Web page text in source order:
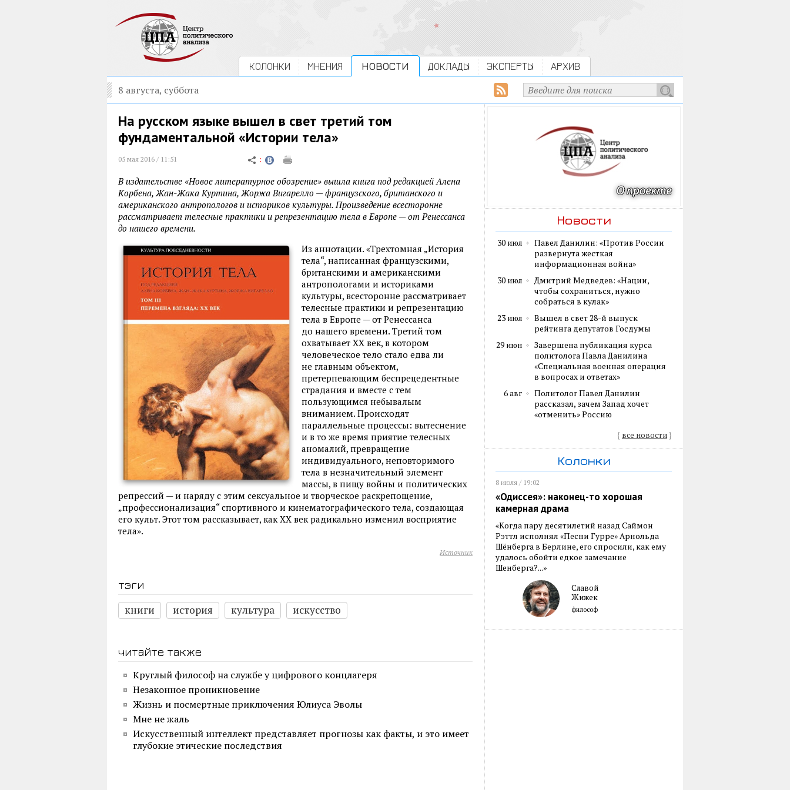
КОЛОНКИ МНЕНИЯ НОВОСТИ ДОКЛАДЫ ЭКСПЕРТЫ АРХИВ
8 августа, суббота
На русском языке вышел в свет третий том
фундаментальной «Истории тела»
05 мая 2016 / 11:51
В издательстве «Новое литературное обозрение» вышла книга под редакцией Алена
Корбена, Жан-Жака Куртина, Жоржа Вигарелло — французского, британского и
американского антропологов и историков культуры. Произведение всесторонне
рассматривает телесные практики и репрезентацию тела в Европе — от Ренессанса
до нашего времени.
Из аннотации. «Трехтомная „История
тела“, написанная французскими,
британскими и американскими
антропологами и историками
культуры, всесторонне рассматривает
телесные практики и репрезентацию
тела в Европе — от Ренессанса
до нашего времени. Третий том
охватывает XX век, в котором
человеческое тело стало едва ли
не главным объектом,
претерпевающим беспрецедентные
страдания и вместе с тем
пользующимся небывалым
вниманием. Происходят
параллельные процессы: вытеснение
и в то же время приятие телесных
аномалий, превращение
индивидуального, неповторимого
тела в незначительный элемент
массы, в пищу войны и политических
репрессий — и наряду с этим сексуальное и творческое раскрепощение,
„профессионализация“ спортивного и кинематографического тела, создающая
его культ. Этот том рассказывает, как XX век радикально изменил восприятие
тела».
Источник
тэги
книги
история культура искусство
читайте также
Круглый философ на службе у цифрового концлагеря
Незаконное проникновение
Жизнь и посмертные приключения Юлиуса Эволы
Мне не жаль
Искусственный интеллект представляет прогнозы как факты, и это имеет
глубокие этические последствия
Новости
30 июл
Павел Данилин: «Против России
развернута жесткая
информационная война»
30 июл
Дмитрий Медведев: «Нации,
чтобы сохраниться, нужно
собраться в кулак»
23 июл
Вышел в свет 28-й выпуск
рейтинга депутатов Госдумы
29 июн
Завершена публикация курса
политолога Павла Данилина
«Специальная военная операция
в вопросах и ответах»
6 авг
Политолог Павел Данилин
рассказал, зачем Запад хочет
«отменить» Россию
{ все новости}
Колонки
8 июля / 19:02
«Одиссея»: наконец-то хорошая
камерная драма
«Когда пару десятилетий назад Саймон
Рэттл исполнял «Песни Гурре» Арнольда
Шёнберга в Берлине, его спросили, как ему
удалось обойти едкое замечание
Шенберга?...»
Славой
Жижек
философ